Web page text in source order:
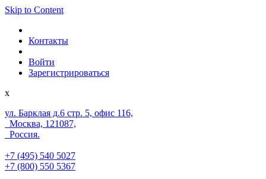
Skip to Content
Контакты
Войти
Зарегистрироваться
x
ул. Барклая д.6 стр. 5, офис 116,
Москва, 121087,
Россия.
+7 (495) 540 5027
+7 (800) 550 5367